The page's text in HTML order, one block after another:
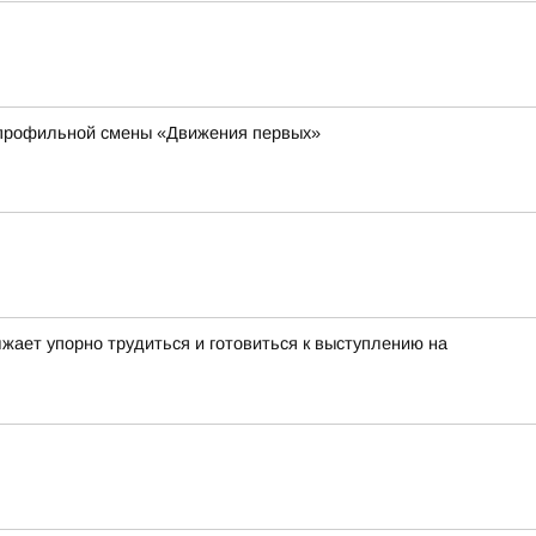
смены «Движения первых»
упорно трудиться и готовиться к выступлению на